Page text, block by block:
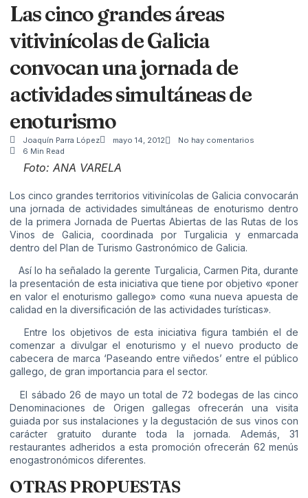
Las cinco grandes áreas
vitivinícolas de Galicia
convocan una jornada de
actividades simultáneas de
enoturismo
Joaquín Parra López mayo 14, 2012
No hay comentarios
6 Min Read
Foto: ANA VARELA
Los cinco grandes territorios vitivinícolas de Galicia convocarán
una jornada de actividades simultáneas de enoturismo dentro
de la primera Jornada de Puertas Abiertas de las Rutas de los
Vinos de Galicia, coordinada por Turgalicia y enmarcada
dentro del Plan de Turismo Gastronómico de Galicia.
Así lo ha señalado la gerente Turgalicia, Carmen Pita, durante
la presentación de esta iniciativa que tiene por objetivo «poner
en valor el enoturismo gallego» como «una nueva apuesta de
calidad en la diversificación de las actividades turísticas».
Entre los objetivos de esta iniciativa figura también el de
comenzar a divulgar el enoturismo y el nuevo producto de
cabecera de marca ‘Paseando entre viñedos’ entre el público
gallego, de gran importancia para el sector.
El sábado 26 de mayo un total de 72 bodegas de las cinco
Denominaciones de Origen gallegas ofrecerán una visita
guiada por sus instalaciones y la degustación de sus vinos con
carácter gratuito durante toda la jornada. Además, 31
restaurantes adheridos a esta promoción ofrecerán 62 menús
enogastronómicos diferentes.
OTRAS PROPUESTAS